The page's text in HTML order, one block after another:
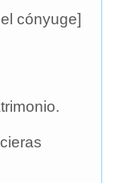
cónyuge]